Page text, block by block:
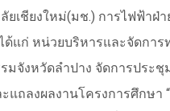
ยเชียงใหม่(มช.) การไฟฟ้าฝ่
ด้แก่ หน่วยบริหารและจัดกา
มจังหวัดลำปาง จัดการประ
แถลงผลงานโครงการศึกษา “